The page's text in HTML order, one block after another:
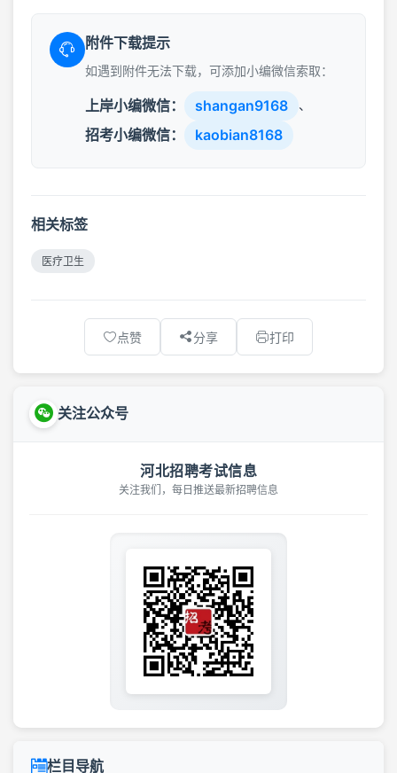
附件下载提示
如遇到附件无法下载，可添加小编微信索取：
上岸小编微信： shangan9168 、
招考小编微信： kaobian8168
相关标签
医疗卫生
点赞 分享 打印
关注公众号
河北招聘考试信息
关注我们，每日推送最新招聘信息
栏目导航